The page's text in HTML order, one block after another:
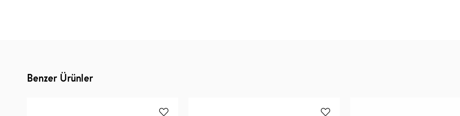
Benzer Ürünler